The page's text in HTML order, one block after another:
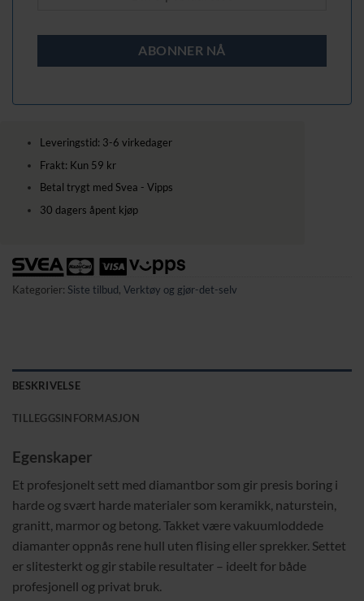
Leveringstid: 3-6 virkedager
Frakt: Kun 59 kr
Betal trygt med Svea - Vipps
30 dagers åpent kjøp
Kategorier: Siste tilbud, Verktøy og gjør-det-selv
BESKRIVELSE
TILLEGGSINFORMASJON
Egenskaper
Et profesjonelt sett med diamantbor som gir presis boring i
harde og svært harde materialer som keramikk, naturstein,
granitt, marmor og betong. Takket være vakuumloddede
diamanter oppnås rene hull uten flising eller sprekker. Settet
er slitesterkt og gir stabile resultater – ideelt for både
profesjonell og privat bruk.